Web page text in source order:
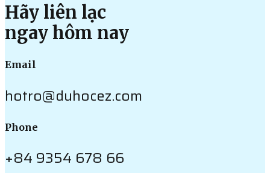
Hãy liên lạc
ngay hôm nay
Email
hotro@duhocez.com
Phone
+84 9354 678 66